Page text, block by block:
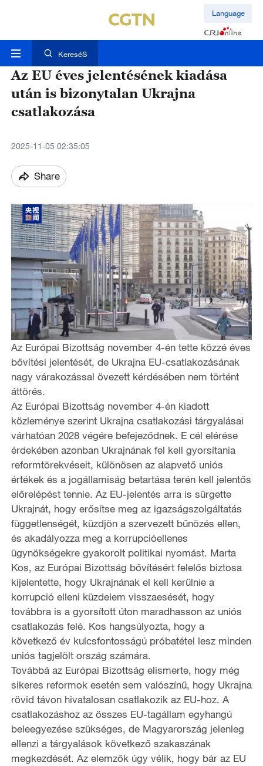
Language
KereséS
Az EU éves jelentésének kiadása
után is bizonytalan Ukrajna
csatlakozása
2025-11-05 02:35:05
Share
Az Európai Bizottság november 4-én tette közzé éves
bővítési jelentését, de Ukrajna EU-csatlakozásának
nagy várakozással övezett kérdésében nem történt
áttörés.
Az Európai Bizottság november 4-én kiadott
közleménye szerint Ukrajna csatlakozási tárgyalásai
várhatóan 2028 végére befejeződnek. E cél elérése
érdekében azonban Ukrajnának fel kell gyorsítania
reformtörekvéseit, különösen az alapvető uniós
értékek és a jogállamiság betartása terén kell jelentős
előrelépést tennie. Az EU-jelentés arra is sürgette
Ukrajnát, hogy erősítse meg az igazságszolgáltatás
függetlenségét, küzdjön a szervezett bűnözés ellen,
és akadályozza meg a korrupcióellenes
ügynökségekre gyakorolt politikai nyomást. Marta
Kos, az Európai Bizottság bővítésért felelős biztosa
kijelentette, hogy Ukrajnának el kell kerülnie a
korrupció elleni küzdelem visszaesését, hogy
továbbra is a gyorsított úton maradhasson az uniós
csatlakozás felé. Kos hangsúlyozta, hogy a
következő év kulcsfontosságú próbatétel lesz minden
uniós tagjelölt ország számára.
Továbbá az Európai Bizottság elismerte, hogy még
sikeres reformok esetén sem valószínű, hogy Ukrajna
rövid távon hivatalosan csatlakozik az EU-hoz. A
csatlakozáshoz az összes EU-tagállam egyhangú
beleegyezése szükséges, de Magyarország jelenleg
ellenzi a tárgyalások következő szakaszának
megkezdését. Az elemzők úgy vélik, hogy bár az EU